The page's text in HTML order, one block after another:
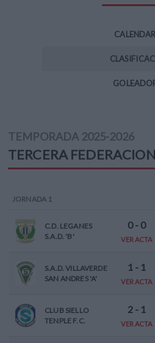
TEMPORADA 2025-2026
TERCERA
JORNADA 1
C.D. LEGANES
S.A.D. 'B'
0- 0
VER ACTA
S.A.D. VILLAVERDE
SAN ANDRES 'A'
1- 1
VER ACTA
CLUB SIELLO
TENPLE F.C.
2- 1
VER ACTA